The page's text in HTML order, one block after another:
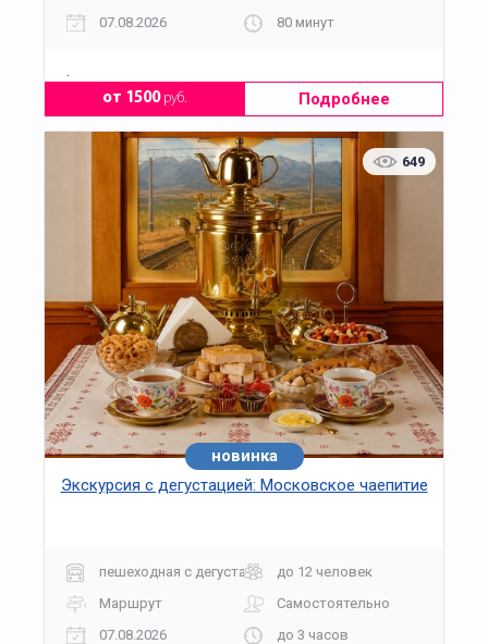
07.08.2026
80 минут
.
от 1500руб. Подробнее
649
хит
новинка
Экскурсия с дегустацией: Московское чаепитие
пешеходная с дегустацией до 12 человек
Маршрут
Самостоятельно
07.08.2026
до 3 часов